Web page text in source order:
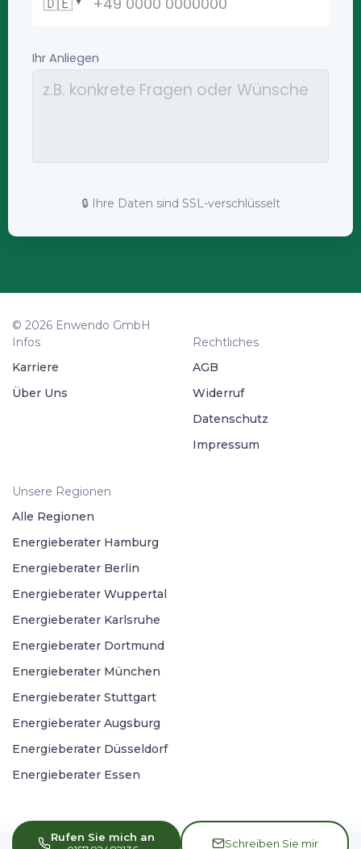
Rufen Sie mich an
Schreiben Sie mir
🔒 Ihre Daten sind SSL-verschlüsselt
© 2026 Enwendo GmbH
Infos
Karriere
Über Uns
Rechtliches
AGB
Widerruf
Datenschutz
Impressum
Unsere Regionen
Alle Regionen
Energieberater Hamburg
Energieberater Berlin
Energieberater Wuppertal
Energieberater Karlsruhe
Energieberater Dortmund
Energieberater München
Energieberater Stuttgart
Energieberater Augsburg
Energieberater Düsseldorf
Energieberater Essen